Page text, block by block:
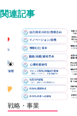
関連記事
戦略・事業